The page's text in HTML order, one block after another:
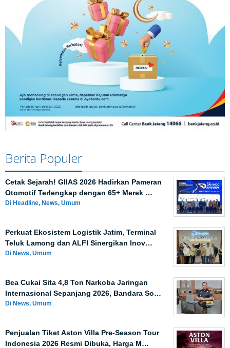
Berita Populer
Cetak Sejarah! GIIAS 2026 Hadirkan Pameran
Otomotif Terlengkap dengan 65+ Merek …
Di Headline, News, Umum
Perkuat Ekosistem Logistik Jatim, Terminal
Teluk Lamong dan ALFI Sinergikan Inov…
Di News, Umum
Bea Cukai Sita 4,8 Ton Narkoba Jaringan
Internasional Sepanjang 2026, Bandara So…
Di News, Umum
Penjualan Tiket Aston Villa Pre-Season Tour
Indonesia 2026 Resmi Dibuka, Harga M…